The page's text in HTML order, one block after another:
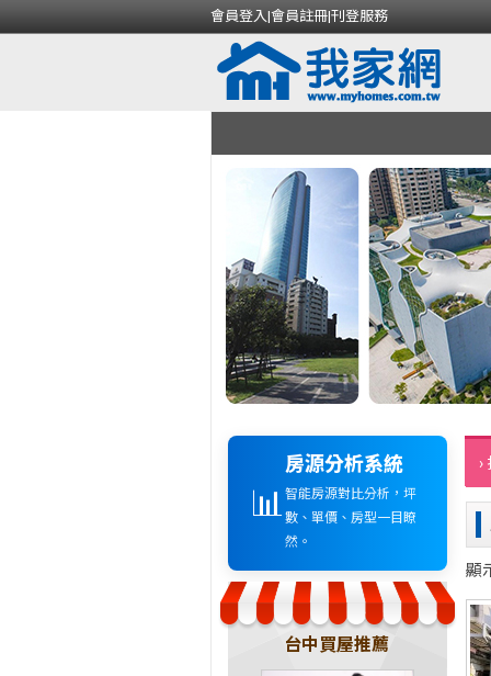
會員登入|會員註冊|刊登服務
📊
房源分析系統
智能房源對比分析，坪
數、單價、房型一目瞭
然。
台中買屋推薦
›
顯